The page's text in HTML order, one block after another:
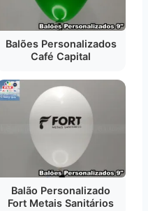
Balões Personalizados
Café Capital
Balão Personalizado
Fort Metais Sanitários